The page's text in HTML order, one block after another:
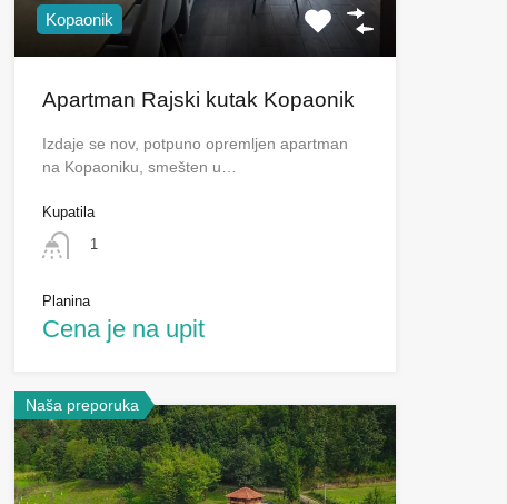
Kopaonik
Apartman Rajski kutak Kopaonik
Izdaje se nov, potpuno opremljen apartman
na Kopaoniku, smešten u…
Kupatila
1
Planina
Cena je na upit
Naša preporuka